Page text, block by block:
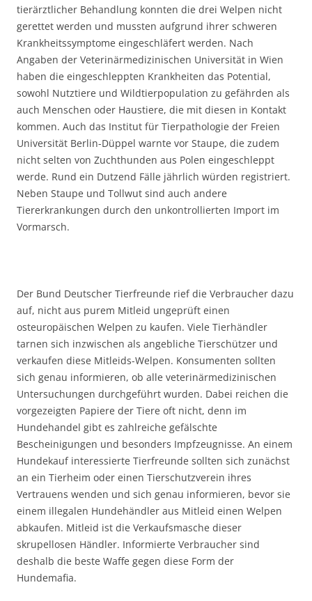
tierärztlicher Behandlung konnten die drei Welpen nicht
gerettet werden und mussten aufgrund ihrer schweren
Krankheitssymptome eingeschläfert werden. Nach
Angaben der Veterinärmedizinischen Universität in Wien
haben die eingeschleppten Krankheiten das Potential,
sowohl Nutztiere und Wildtierpopulation zu gefährden als
auch Menschen oder Haustiere, die mit diesen in Kontakt
kommen. Auch das Institut für Tierpathologie der Freien
Universität Berlin-Düppel warnte vor Staupe, die zudem
nicht selten von Zuchthunden aus Polen eingeschleppt
werde. Rund ein Dutzend Fälle jährlich würden registriert.
Neben Staupe und Tollwut sind auch andere
Tiererkrankungen durch den unkontrollierten Import im
Vormarsch.
Der Bund Deutscher Tierfreunde rief die Verbraucher dazu
auf, nicht aus purem Mitleid ungeprüft einen
osteuropäischen Welpen zu kaufen. Viele Tierhändler
tarnen sich inzwischen als angebliche Tierschützer und
verkaufen diese Mitleids-Welpen. Konsumenten sollten
sich genau informieren, ob alle veterinärmedizinischen
Untersuchungen durchgeführt wurden. Dabei reichen die
vorgezeigten Papiere der Tiere oft nicht, denn im
Hundehandel gibt es zahlreiche gefälschte
Bescheinigungen und besonders Impfzeugnisse. An einem
Hundekauf interessierte Tierfreunde sollten sich zunächst
an ein Tierheim oder einen Tierschutzverein ihres
Vertrauens wenden und sich genau informieren, bevor sie
einem illegalen Hundehändler aus Mitleid einen Welpen
abkaufen. Mitleid ist die Verkaufsmasche dieser
skrupellosen Händler. Informierte Verbraucher sind
deshalb die beste Waffe gegen diese Form der
Hundemafia.